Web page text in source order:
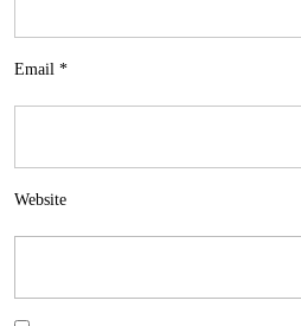
Email *
Website